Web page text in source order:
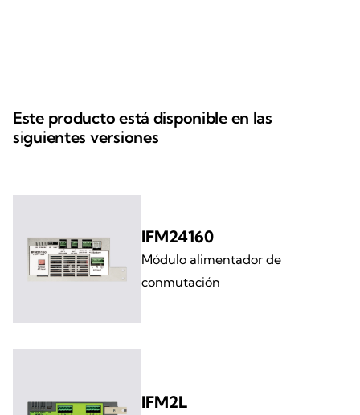
Este producto está disponible en las
siguientes versiones
IFM24160
Módulo alimentador de
conmutación
IFM2L